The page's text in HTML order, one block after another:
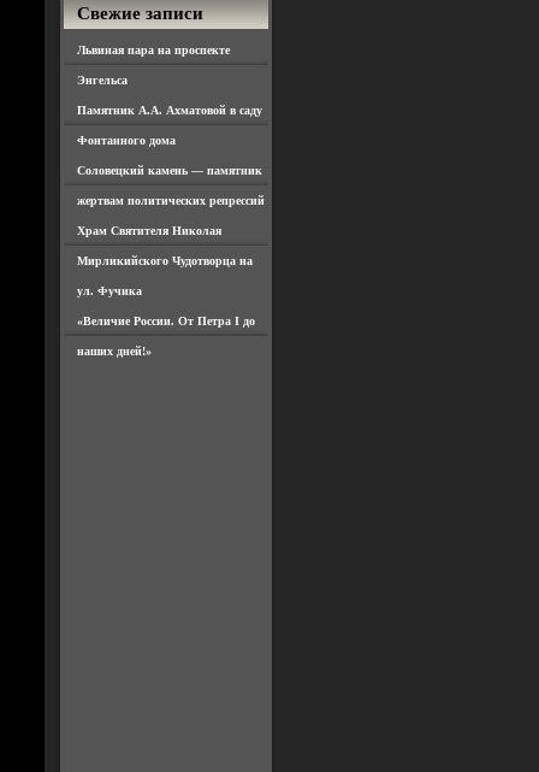
Свежие записи
Львиная пара на проспекте
Энгельса
Памятник А.А. Ахматовой в саду
Фонтанного дома
Соловецкий камень — памятник
жертвам политических репрессий
Храм Святителя Николая
Мирликийского Чудотворца на
ул. Фучика
«Величие России. От Петра I до
наших дней!»